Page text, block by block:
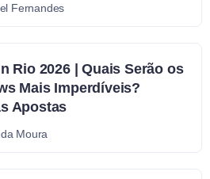
Fernandes
Rio 2026 | Quais Serão os
Mais Imperdíveis?
Apostas
Moura